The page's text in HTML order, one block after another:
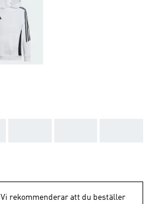
Vi rekommenderar att du beställer